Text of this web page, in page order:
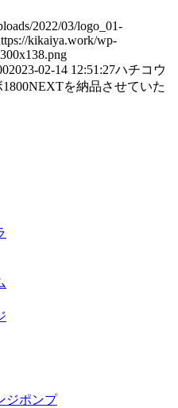
2022/03/logo_01-
kikaiya.work/wp-
2023-02-14 12:51:27ハチコウ
を納品させていた
ジポンプ